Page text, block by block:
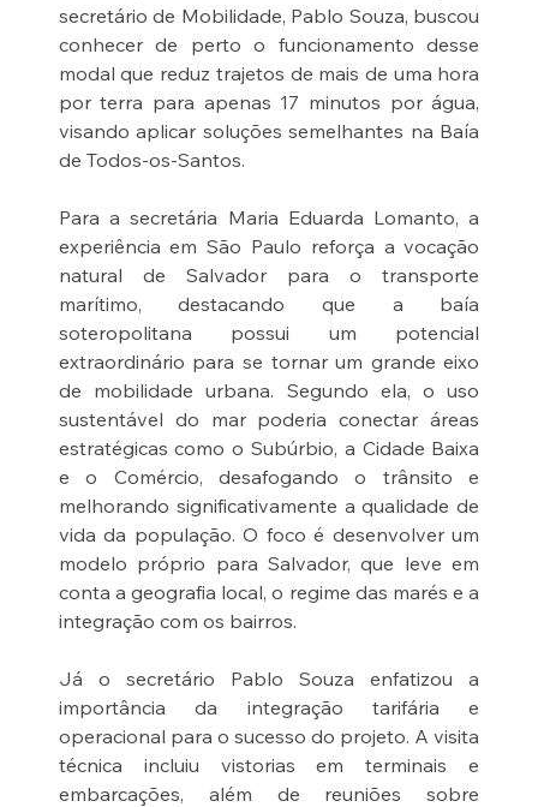
secretário de Mobilidade, Pablo Souza, buscou
conhecer de perto o funcionamento desse
modal que reduz trajetos de mais de uma hora
por terra para apenas 17 minutos por água,
visando aplicar soluções semelhantes na Baía
de Todos-os-Santos.
Para a secretária Maria Eduarda Lomanto, a
experiência em São Paulo reforça a vocação
natural de Salvador para o transporte
marítimo, destacando que a baía
soteropolitana possui um potencial
extraordinário para se tornar um grande eixo
de mobilidade urbana. Segundo ela, o uso
sustentável do mar poderia conectar áreas
estratégicas como o Subúrbio, a Cidade Baixa
e o Comércio, desafogando o trânsito e
melhorando significativamente a qualidade de
vida da população. O foco é desenvolver um
modelo próprio para Salvador, que leve em
conta a geografia local, o regime das marés e a
integração com os bairros.
Já o secretário Pablo Souza enfatizou a
importância da integração tarifária e
operacional para o sucesso do projeto. A visita
técnica incluiu vistorias em terminais e
embarcações, além de reuniões sobre